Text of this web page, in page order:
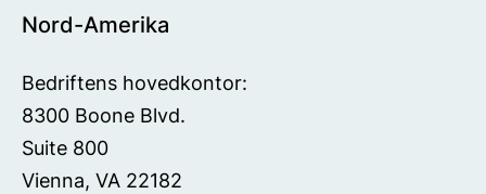
Nord-Amerika
Bedriftens hovedkontor:
8300 Boone Blvd.
Suite 800
Vienna, VA 22182